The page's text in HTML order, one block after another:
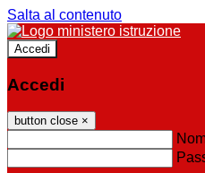
Salta al contenuto
Accedi
Accedi
button close ×